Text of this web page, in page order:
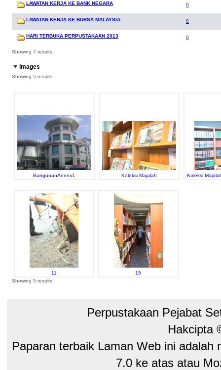
LAWATAN KERJA KE BANK NEGARA 0
LAWATAN KERJA KE BURSA MALAYSIA 0
HARI TERBUKA PERPUSTAKAAN 2013 0
Showing 7 results.
Images
Showing 5 results.
BangunanAnnex1 Koleksi Majalah Koleksi
11
15
Showing 5 results.
Perpustakaan Pejabat
Hakcipta
Paparan terbaik Laman Web ini
7.0 ke atas atau